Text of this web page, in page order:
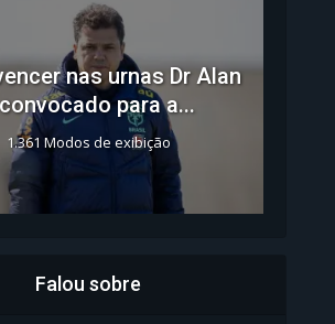
nas urnas Dr Alan
para a...
1.361 Modos de exibição
Falou sobre